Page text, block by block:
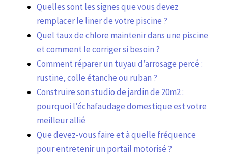
Quelles sont les signes que vous devez
remplacer le liner de votre piscine ?
Quel taux de chlore maintenir dans une piscine
et comment le corriger si besoin ?
Comment réparer un tuyau d’arrosage percé :
rustine, colle étanche ou ruban ?
Construire son studio de jardin de 20m2 :
pourquoi l’échafaudage domestique est votre
meilleur allié
Que devez-vous faire et à quelle fréquence
pour entretenir un portail motorisé ?